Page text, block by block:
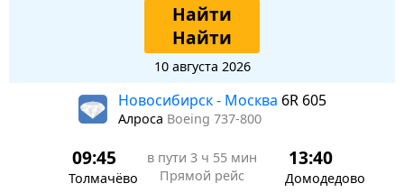
Найти
Найти
10 августа 2026
Новосибирск - Москва 6R 605
Алроса Boeing 737-800
09:45
Толмачёво
в пути 3 ч 55 мин
Прямой рейс
13:40
Домодедово